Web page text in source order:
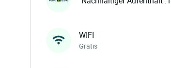
WIFI
Gratis